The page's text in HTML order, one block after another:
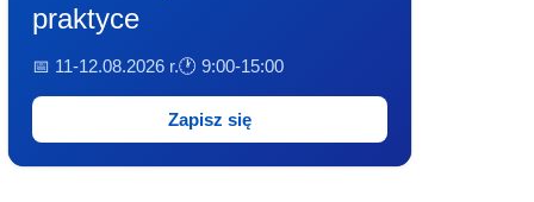
praktyce
📅 11-12.08.2026 r.🕐 9:00-15:00
Zapisz się